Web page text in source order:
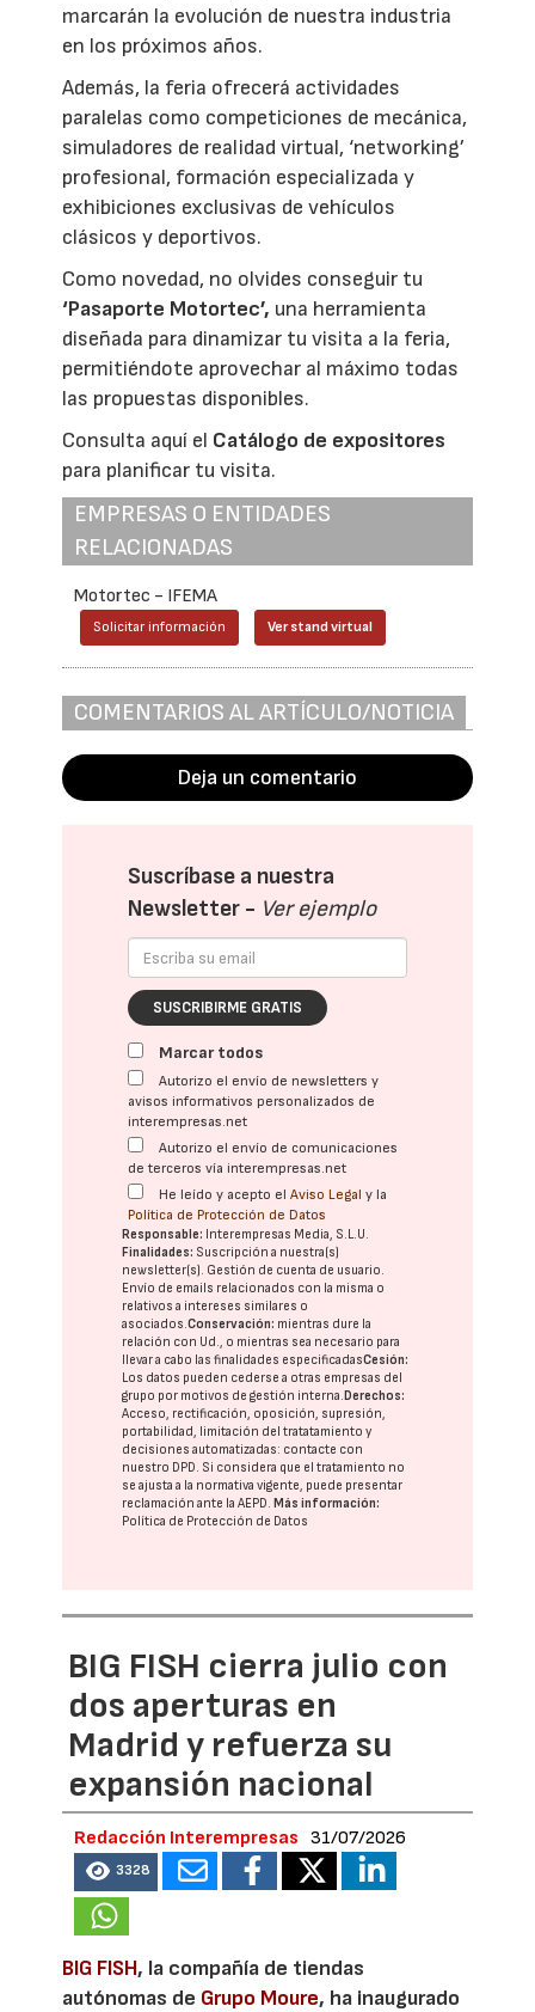
marcarán la evolución de nuestra industria
en los próximos años.
Además, la feria ofrecerá actividades
paralelas como competiciones de mecánica,
simuladores de realidad virtual, ‘networking’
profesional, formación especializada y
exhibiciones exclusivas de vehículos
clásicos y deportivos.
Como novedad, no olvides conseguir tu
‘Pasaporte Motortec’, una herramienta
diseñada para dinamizar tu visita a la feria,
permitiéndote aprovechar al máximo todas
las propuestas disponibles.
Consulta aquí el Catálogo de expositores
para planificar tu visita.
EMPRESAS O ENTIDADES
RELACIONADAS
Motortec - IFEMA
Solicitar información Ver stand virtual
COMENTARIOS AL ARTÍCULO/NOTICIA
Deja un comentario
Suscríbase a nuestra
Newsletter - Ver ejemplo
SUSCRIBIRME GRATIS
Marcar todos
Autorizo el envío de newsletters y
avisos informativos personalizados de
interempresas.net
Autorizo el envío de comunicaciones
de terceros vía interempresas.net
He leído y acepto elAviso Legal y la
Política de Protección de Datos
Responsable: Interempresas Media, S.L.U.
Finalidades: Suscripción a nuestra(s)
newsletter(s). Gestión de cuenta de usuario.
Envío de emails relacionados con la misma o
relativos a intereses similares o
asociados.Conservación: mientras dure la
relación con Ud., o mientras sea necesario para
llevar a cabo las finalidades especificadasCesión:
Los datos pueden cederse a otras empresas del
grupo por motivos de gestión interna. Derechos:
Acceso, rectificación, oposición, supresión,
portabilidad, limitación del tratatamiento y
decisiones automatizadas: contacte con
nuestro DPD. Si considera que el tratamiento no
se ajusta a la normativa vigente, puede presentar
reclamación ante laAEPD. Más información:
Política de Protección de Datos
BIG FISH cierra julio con
dos aperturas en
Madrid y refuerza su
expansión nacional
Redacción Interempresas 31/07/2026
3328
BIG FISH, la compañía de tiendas
autónomas de Grupo Moure, ha inaugurado